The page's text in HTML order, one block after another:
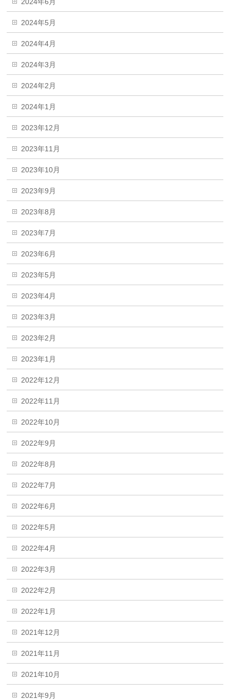
2024年5月
2024年4月
2024年3月
2024年2月
2024年1月
2023年12月
2023年11月
2023年10月
2023年9月
2023年8月
2023年7月
2023年6月
2023年5月
2023年4月
2023年3月
2023年2月
2023年1月
2022年12月
2022年11月
2022年10月
2022年9月
2022年8月
2022年7月
2022年6月
2022年5月
2022年4月
2022年3月
2022年2月
2022年1月
2021年12月
2021年11月
2021年10月
2021年9月